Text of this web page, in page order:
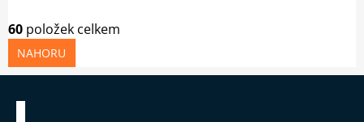
60 položek celkem
NAHORU